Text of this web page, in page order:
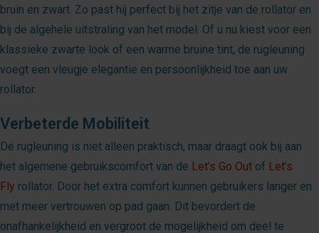
bruin en zwart. Zo past hij perfect bij het zitje van de rollator en
bij de algehele uitstraling van het model. Of u nu kiest voor een
klassieke zwarte look of een warme bruine tint, de rugleuning
voegt een vleugje elegantie en persoonlijkheid toe aan uw
rollator.
Verbeterde Mobiliteit
De rugleuning is niet alleen praktisch, maar draagt ook bij aan
het algemene gebruikscomfort van de Let’s Go Out of Let’s
Fly rollator. Door het extra comfort kunnen gebruikers langer en
met meer vertrouwen op pad gaan. Dit bevordert de
onafhankelijkheid en vergroot de mogelijkheid om deel te